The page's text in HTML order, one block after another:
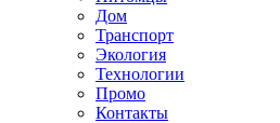
Дом
Транспорт
Экология
Технологии
Промо
Контакты